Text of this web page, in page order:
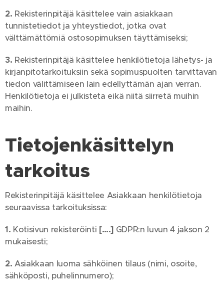
2. Rekisterinpitäjä käsittelee vain asiakkaan
tunnistetiedot ja yhteystiedot, jotka ovat
välttämättömiä ostosopimuksen täyttämiseksi;
3. Rekisterinpitäjä käsittelee henkilötietoja lähetys- ja
kirjanpitotarkoituksiin sekä sopimuspuolten tarvittavan
tiedon välittämiseen lain edellyttämän ajan verran.
Henkilötietoja ei julkisteta eikä niitä siirretä muihin
maihin.
Tietojenkäsittelyn
tarkoitus
Rekisterinpitäjä käsittelee Asiakkaan henkilötietoja
seuraavissa tarkoituksissa:
1. Kotisivun rekisteröinti [….]GDPR:n luvun 4 jakson 2
mukaisesti;
2.Asiakkaan luoma sähköinen tilaus (nimi, osoite,
sähköposti, puhelinnumero);